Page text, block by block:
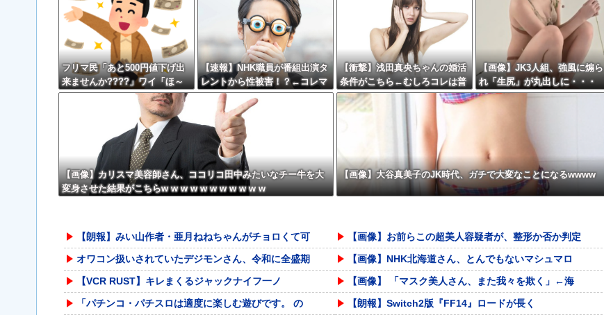
フリマ民「あと500円値下げ出
来ませんか????」ワイ「ほ～
い購入ｗ」
【速報】NHK職員が番組出演タ
レントから性被害！？←コレマ
ジならヤバくねーか？
【衝撃】浅田真央ちゃんの婚活
条件がこちら←むしろコレは普
通じゃね？w w w w w w w w
【画像】JK3人組、強風に煽ら
れ「生尻」が丸出しに・・・
【画像】カリスマ美容師さん、ココリコ田中みたいなチー牛を大
変身させた結果がこちらw w w w w w w w w w w
【画像】大谷真美子のJK時代、ガチで大変なことになるwwww
【朗報】みい山作者・亜月ねねちゃんがチョロくて可
【画像】お前らこの超美人容疑者が、整形か否か判定
オワコン扱いされていたデジモンさん、令和に全盛期
【画像】NHK北海道さん、とんでもないマシュマロ
【VCR RUST】キレまくるジャックナイフ一ノ
【画像】 「マスク美人さん、また我々を欺く」←海
「パチンコ・パチスロは適度に楽しむ遊びです。 の
【朗報】Switch2版『FF14』ロードが長く